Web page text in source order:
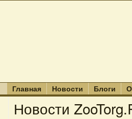
Главная Новости Блоги
Новости